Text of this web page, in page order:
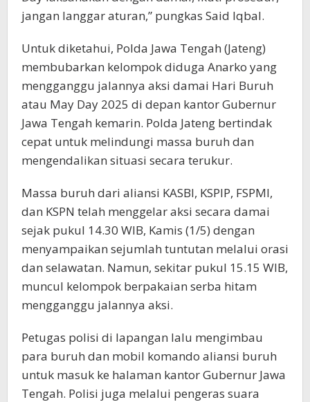
jangan langgar aturan,” pungkas Said Iqbal.
Untuk diketahui, Polda Jawa Tengah (Jateng)
membubarkan kelompok diduga Anarko yang
mengganggu jalannya aksi damai Hari Buruh
atau May Day 2025 di depan kantor Gubernur
Jawa Tengah kemarin. Polda Jateng bertindak
cepat untuk melindungi massa buruh dan
mengendalikan situasi secara terukur.
Massa buruh dari aliansi KASBI, KSPIP, FSPMI,
dan KSPN telah menggelar aksi secara damai
sejak pukul 14.30 WIB, Kamis (1/5) dengan
menyampaikan sejumlah tuntutan melalui orasi
dan selawatan. Namun, sekitar pukul 15.15 WIB,
muncul kelompok berpakaian serba hitam
mengganggu jalannya aksi.
Petugas polisi di lapangan lalu mengimbau
para buruh dan mobil komando aliansi buruh
untuk masuk ke halaman kantor Gubernur Jawa
Tengah. Polisi juga melalui pengeras suara